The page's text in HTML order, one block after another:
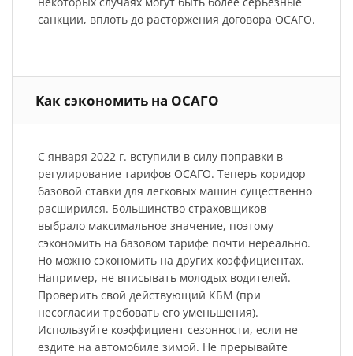
санкции, вплоть до расторжения договора ОСАГО.
Как сэкономить на ОСАГО
С января 2022 г. вступили в силу поправки в
регулирование тарифов ОСАГО. Теперь коридор
базовой ставки для легковых машин существенно
расширился. Большинство страховщиков
выбрало максимальное значение, поэтому
сэкономить на базовом тарифе почти нереально.
Но можно сэкономить на других коэффициентах.
Например, не вписывать молодых водителей.
Проверить свой действующий КБМ (при
несогласии требовать его уменьшения).
Используйте коэффициент сезонности, если не
ездите на автомобиле зимой. Не прерывайте